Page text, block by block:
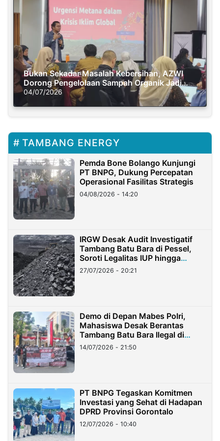
Bukan Sekadar Masalah Kebersihan, AZWI
Dorong Pengelolaan Sampah Organik Jadi
Solusi Krisis Iklim
04/07/2026
TAMBANG ENERGY
Pemda Bone Bolango Kunjungi
PT BNPG, Dukung Percepatan
Operasional Fasilitas Strategis
04/08/2026 - 14:20
IRGW Desak Audit Investigatif
Tambang Batu Bara di Pessel,
Soroti Legalitas IUP hingga
Stockpile
27/07/2026 - 20:21
Demo di Depan Mabes Polri,
Mahasiswa Desak Berantas
Tambang Batu Bara Ilegal di
Lampung
14/07/2026 - 21:50
PT BNPG Tegaskan Komitmen
Investasi yang Sehat di Hadapan
DPRD Provinsi Gorontalo
12/07/2026 - 10:40